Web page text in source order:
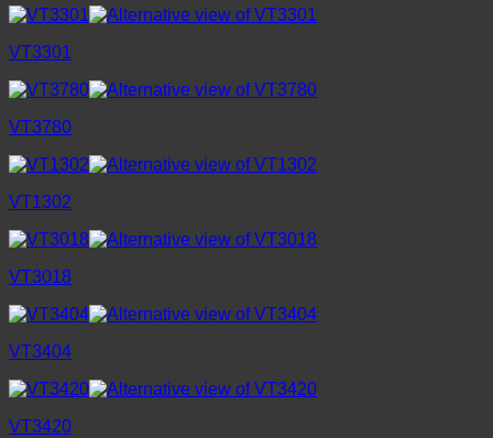
VT3301
VT3780
VT1302
VT3018
VT3404
VT3420